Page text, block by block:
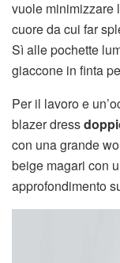
vuole minimizzare
cuore da cui far
Sì alle pochette
giaccone in finta
Per il lavoro e
blazer dress
con una grande
beige magari con
approfondimento